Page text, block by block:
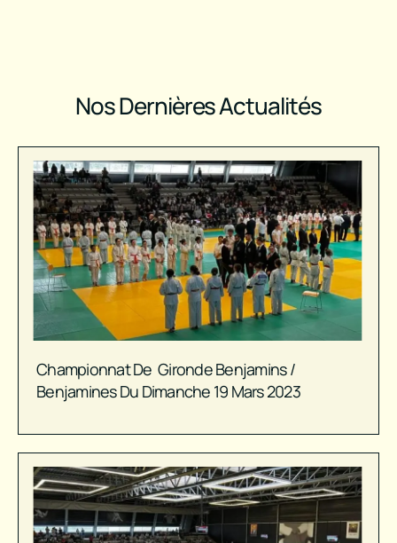
Nos Dernières Actualités
Championnat De Gironde Benjamins /
Benjamines Du Dimanche 19 Mars 2023